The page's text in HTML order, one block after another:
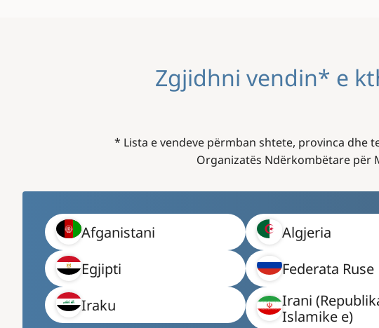
Zgjidhni vendin* e
* Lista e vendeve përmban shtete, provinca dhe
Organizatës Ndërkombëtare për
Afganistani Algjeria
Egjipti
Federata Ruse
Iraku
Irani
Islamike e)